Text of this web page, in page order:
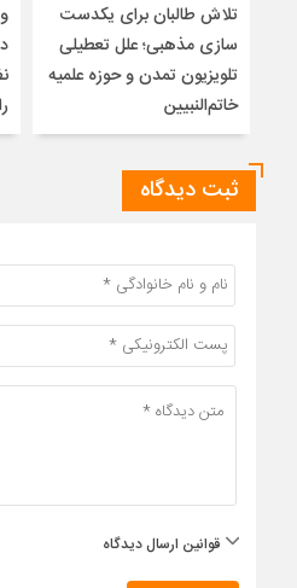
تلاش طالبان برای یکدست
سازی مذهبی؛ علل تعطیلی
تلویزیون تمدن و حوزه علمیه
خاتم‌النبیین
ثبت دیدگاه
قوانین ارسال دیدگاه